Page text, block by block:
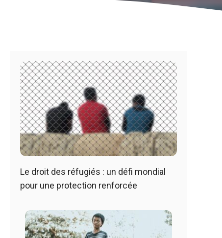
Le droit des réfugiés : un défi mondial
pour une protection renforcée